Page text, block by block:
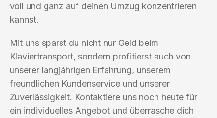
voll und ganz auf deinen Umzug konzentrieren
kannst.
Mit uns sparst du nicht nur Geld beim
Klaviertransport, sondern profitierst auch von
unserer langjährigen Erfahrung, unserem
freundlichen Kundenservice und unserer
Zuverlässigkeit. Kontaktiere uns noch heute für
ein individuelles Angebot und überrasche dich